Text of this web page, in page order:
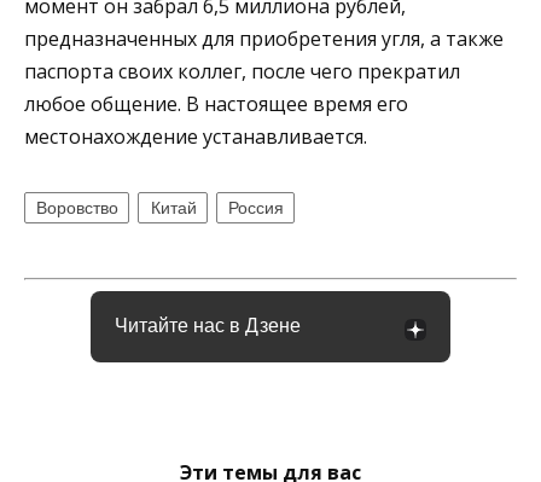
момент он забрал 6,5 миллиона рублей,
предназначенных для приобретения угля, а также
паспорта своих коллег, после чего прекратил
любое общение. В настоящее время его
местонахождение устанавливается.
Воровство Китай Россия
Читайте нас в Дзене
Эти темы для вас